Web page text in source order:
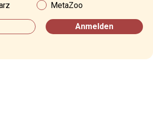
MetaZoo
Anmelden